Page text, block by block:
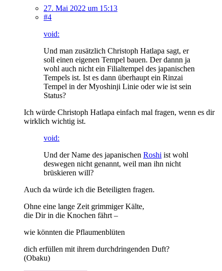
27. Mai 2022 um 15:13
#4
void:
Und man zusätzlich Christoph Hatlapa sagt, er
soll einen eigenen Tempel bauen. Der dannn ja
wohl auch nicht ein Filialtempel des japanischen
Tempels ist. Ist es dann überhaupt ein Rinzai
Tempel in der Myoshinji Linie oder wie ist sein
Status?
Ich würde Christoph Hatlapa einfach mal fragen, wenn es dir
wirklich wichtig ist.
void:
Und der Name des japanischen Roshi ist wohl
deswegen nicht genannt, weil man ihn nicht
brüskieren will?
Auch da würde ich die Beteiligten fragen.
Ohne eine lange Zeit grimmiger Kälte,
die Dir in die Knochen fährt –
wie könnten die Pflaumenblüten
dich erfüllen mit ihrem durchdringenden Duft?
(Obaku)